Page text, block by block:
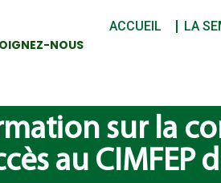
NOUS
ACCUEIL LA
sur la
au CIMFEP